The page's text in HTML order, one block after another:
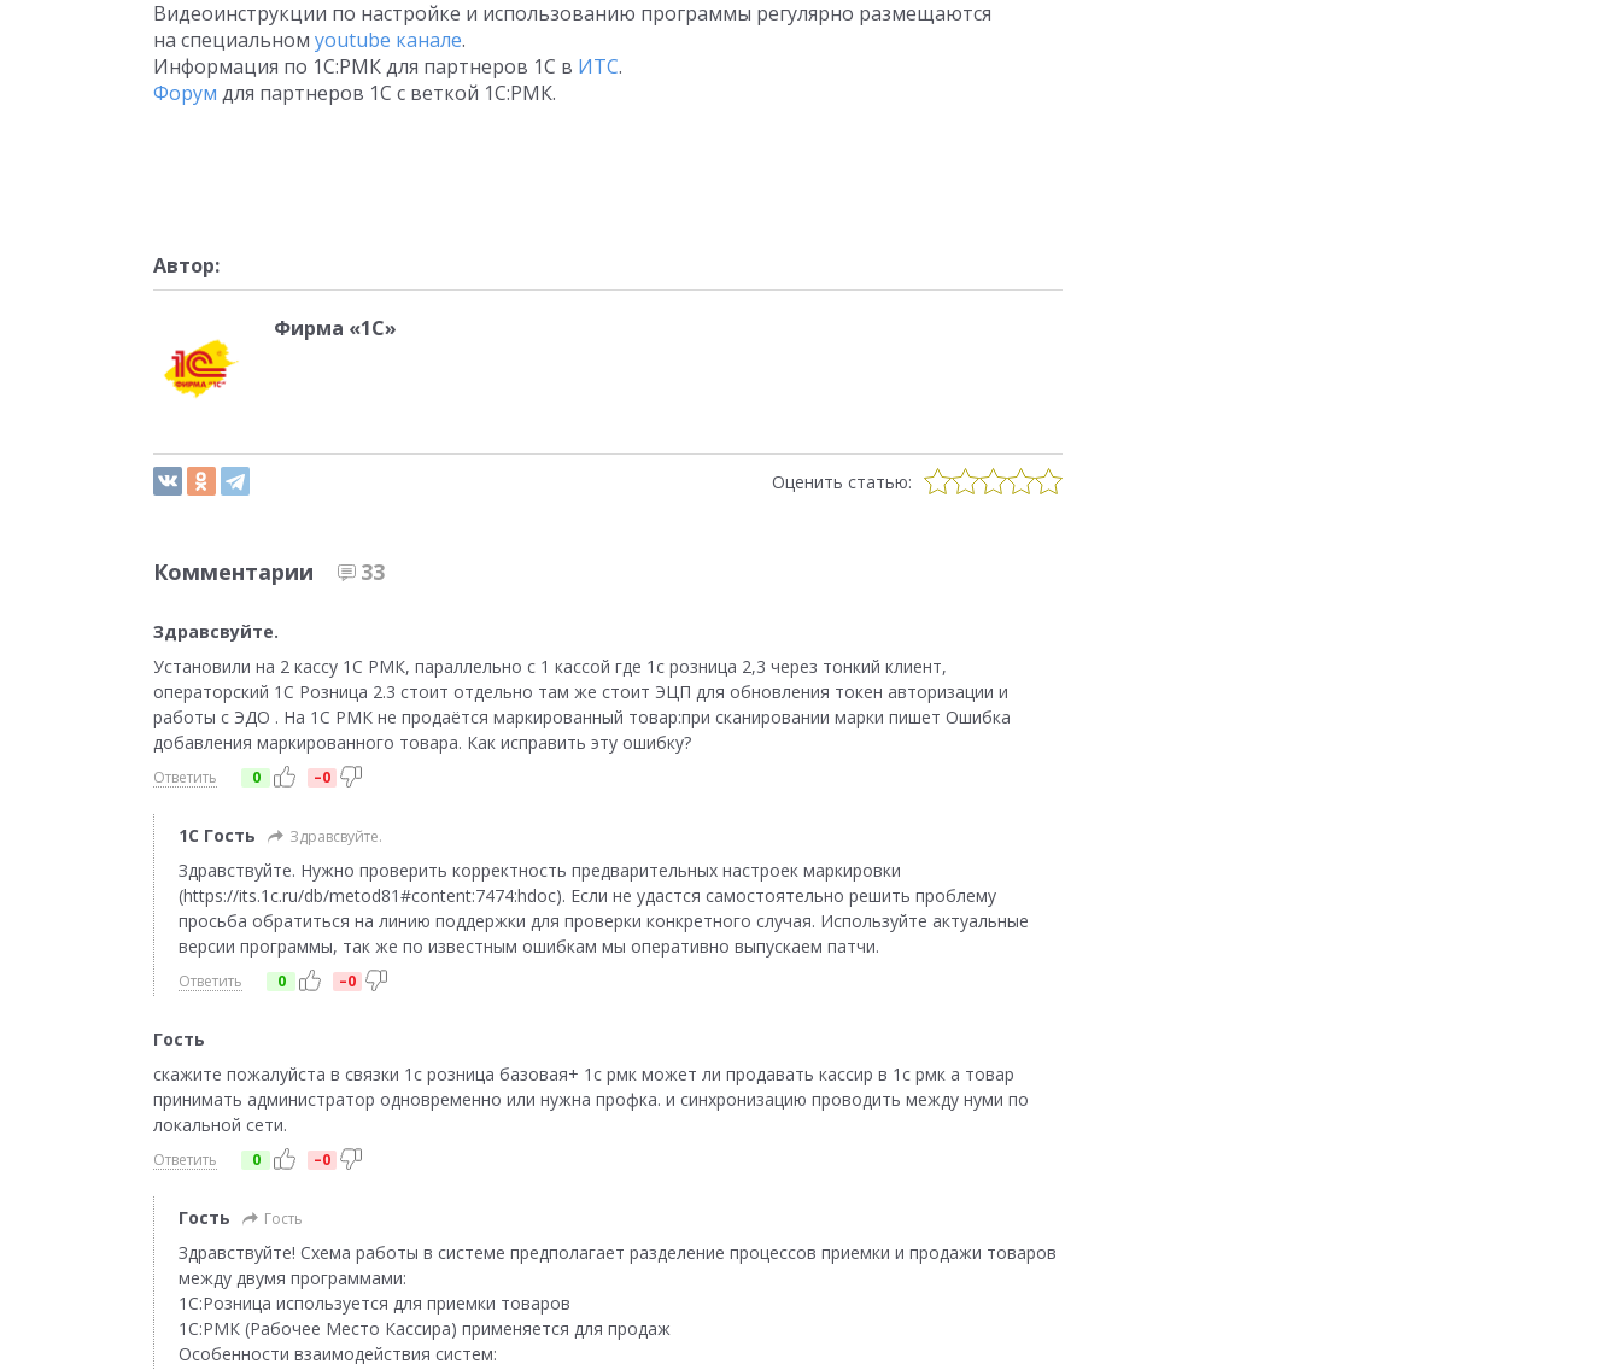
Видеоинструкции по настройке и использованию программы регулярно размещаются
на специальном youtube канале.
Информация по 1С:РМК для партнеров 1С в ИТС.
Форум для партнеров 1С с веткой 1С:РМК.
Автор:
Фирма «1С»
Оценить статью:
Комментарии 33
Здравсвуйте.
Установили на 2 кассу 1С РМК, параллельно с 1 кассой где 1с розница 2,3 через тонкий клиент,
операторский 1С Розница 2.3 стоит отдельно там же стоит ЭЦП для обновления токен авторизации и
работы с ЭДО . На 1С РМК не продаётся маркированный товар:при сканировании марки пишет Ошибка
добавления маркированного товара. Как исправить эту ошибку?
Ответить 0 –0
1С Гость Здравсвуйте.
Здравствуйте. Нужно проверить корректность предварительных настроек маркировки
(https://its.1c.ru/db/metod81#content:7474:hdoc). Если не удастся самостоятельно решить проблему
просьба обратиться на линию поддержки для проверки конкретного случая. Используйте актуальные
версии программы, так же по известным ошибкам мы оперативно выпускаем патчи.
Ответить 0 –0
Гость
скажите пожалуйста в связки 1с розница базовая+ 1с рмк может ли продавать кассир в 1с рмк а товар
принимать администратор одновременно или нужна профка. и синхронизацию проводить между нуми по
локальной сети.
Ответить 0 –0
Гость Гость
Здравствуйте! Схема работы в системе предполагает разделение процессов приемки и продажи товаров
между двумя программами:
1С:Розница используется для приемки товаров
1С:РМК (Рабочее Место Кассира) применяется для продаж
Особенности взаимодействия систем: